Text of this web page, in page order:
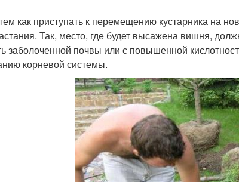
как приступать к перемещению кустарника на
Так, место, где будет высажена вишня,
заболоченной почвы или с повышенной
корневой системы.